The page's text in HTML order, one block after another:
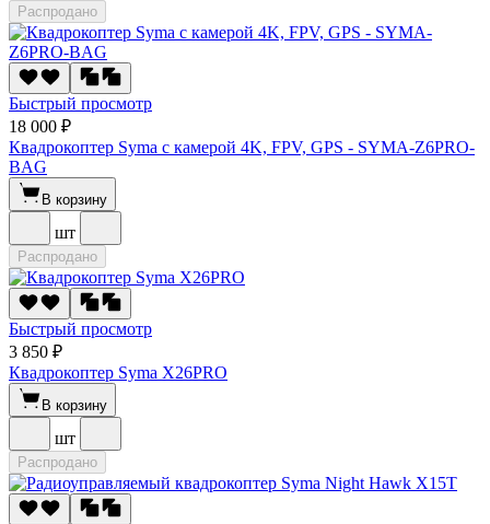
Распродано
Быстрый просмотр
18 000 ₽
Квадрокоптер Syma с камерой 4K, FPV, GPS - SYMA-Z6PRO-
BAG
В корзину
шт
Распродано
Быстрый просмотр
3 850 ₽
Квадрокоптер Syma X26PRO
В корзину
шт
Распродано